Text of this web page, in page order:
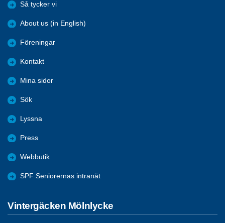
Så tycker vi
About us (in English)
Föreningar
Kontakt
Mina sidor
Sök
Lyssna
Press
Webbutik
SPF Seniorernas intranät
Vintergäcken Mölnlycke